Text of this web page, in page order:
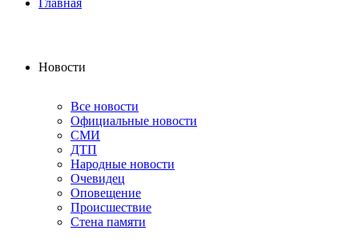
Главная
Новости
Все новости
Официальные новости
СМИ
ДТП
Народные новости
Очевидец
Оповещение
Происшествие
Стена памяти